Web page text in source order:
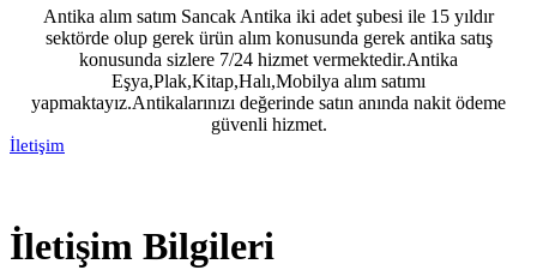
Antika alım satım Sancak Antika iki adet şubesi ile 15 yıldır
sektörde olup gerek ürün alım konusunda gerek antika satış
konusunda sizlere 7/24 hizmet vermektedir.Antika
Eşya,Plak,Kitap,Halı,Mobilya alım satımı
yapmaktayız.Antikalarınızı değerinde satın anında nakit ödeme
güvenli hizmet.
İletişim
İletişim Bilgileri